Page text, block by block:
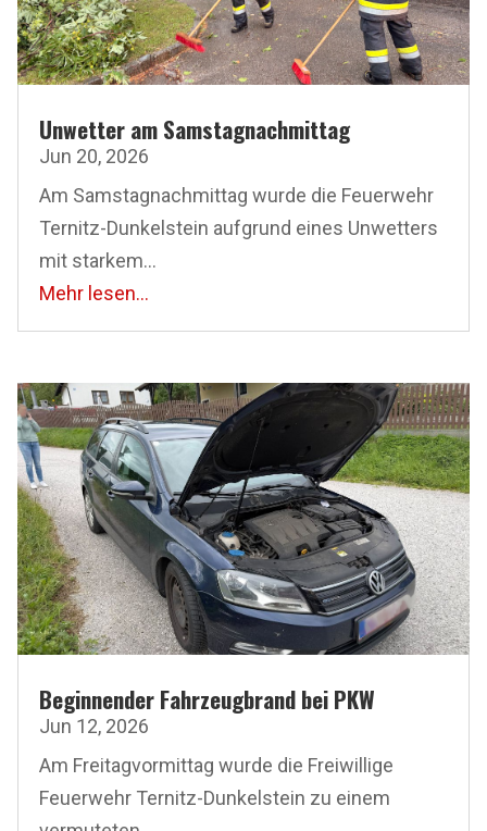
Unwetter am Samstagnachmittag
Jun 20, 2026
Am Samstagnachmittag wurde die Feuerwehr
Ternitz-Dunkelstein aufgrund eines Unwetters
mit starkem...
Mehr lesen...
Beginnender Fahrzeugbrand bei PKW
Jun 12, 2026
Am Freitagvormittag wurde die Freiwillige
Feuerwehr Ternitz-Dunkelstein zu einem